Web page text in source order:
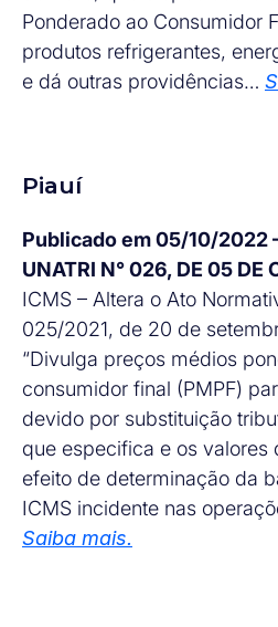
Ponderado ao Consumidor
produtos refrigerantes,
e dá outras providências…
Piauí
Publicado em 05/10/2022
UNATRI N° 026, DE 05 DE
ICMS – Altera o Ato
025/2021, de 20 de
“Divulga preços médios
consumidor final (PMPF)
devido por substituição
que especifica e os valores
efeito de determinação da
ICMS incidente nas
Saiba mais.